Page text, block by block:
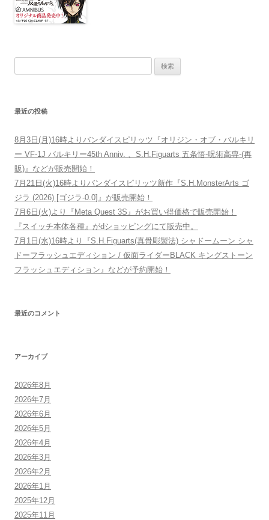
最近の投稿
8月3日(月)16時よりバンダイスピリッツ『オリジン・オブ・バルキリ
ー VF-1J バルキリー45th Anniv. 、S.H.Figuarts 五条悟-呪術高専-(再
販)』などが販売開始！
7月21日(火)16時よりバンダイスピリッツ新作『S.H.MonsterArts ゴ
ジラ (2026) [ゴジラ-0.0]』が販売開始！
7月6日(火)より『Meta Quest 3S』がお買い得価格で販売開始！
『スイッチ本体各種』がdショッピングにて販売中。
7月1日(水)16時より『S.H.Figuarts(真骨彫製法) シャドームーン シャ
ドーフラッシュエディション / 仮面ライダーBLACK キングストーン
フラッシュエディション』などが予約開始！
最近のコメント
アーカイブ
2026年8月
2026年7月
2026年6月
2026年5月
2026年4月
2026年3月
2026年2月
2026年1月
2025年12月
2025年11月